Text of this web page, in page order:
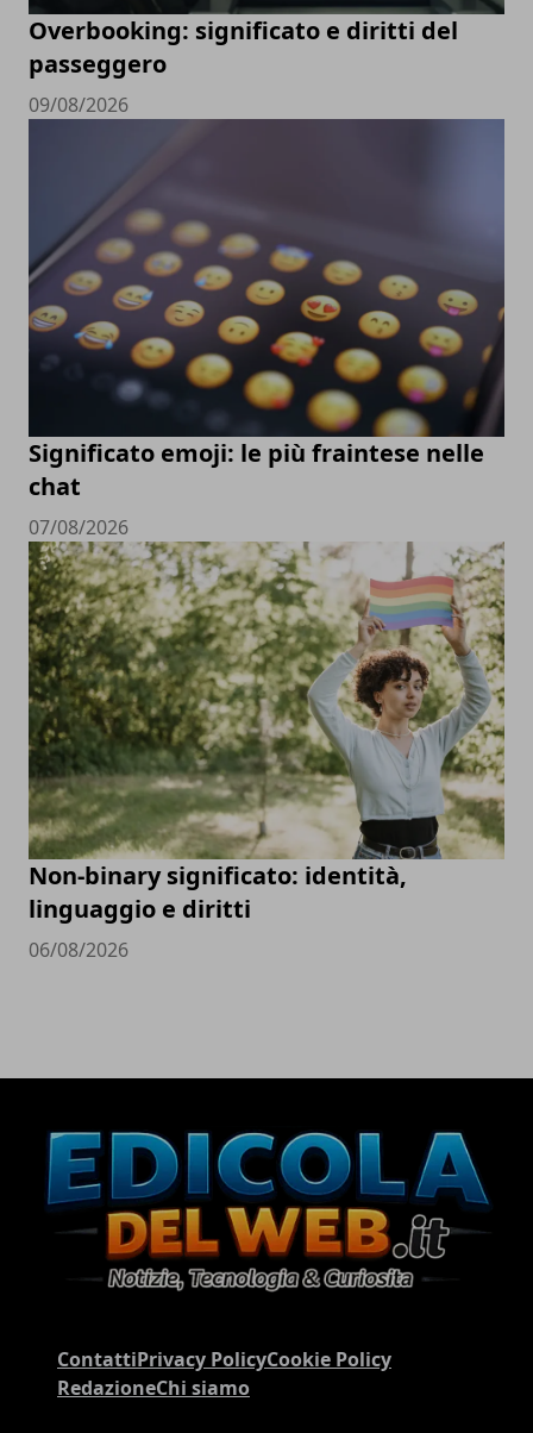
Overbooking: significato e diritti del
passeggero
09/08/2026
Significato emoji: le più fraintese nelle
chat
07/08/2026
Non-binary significato: identità,
linguaggio e diritti
06/08/2026
ContattiPrivacy PolicyCookie Policy
RedazioneChi siamo